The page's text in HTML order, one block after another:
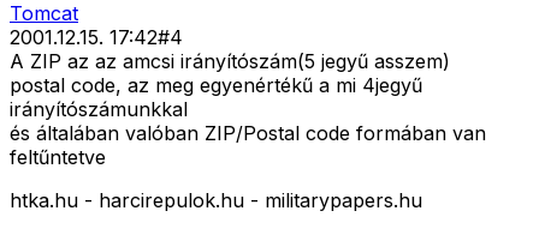
Tomcat
2001.12.15. 17:42#4
A ZIP az az amcsi irányítószám(5 jegyű asszem)
postal code, az meg egyenértékű a mi 4jegyű
irányítószámunkkal
és általában valóban ZIP/Postal code formában van
feltűntetve
htka.hu - harcirepulok.hu - militarypapers.hu